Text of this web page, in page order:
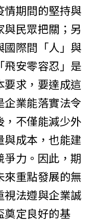
情期間的堅持與
民眾把關；另
際間「人」與
飛安零容忍」是
求，要達成這
業能落實法令
，不僅能減少外
成本，也能建
力。因此，期
重點發展的無
視法遵與企業誠
奠定良好的基